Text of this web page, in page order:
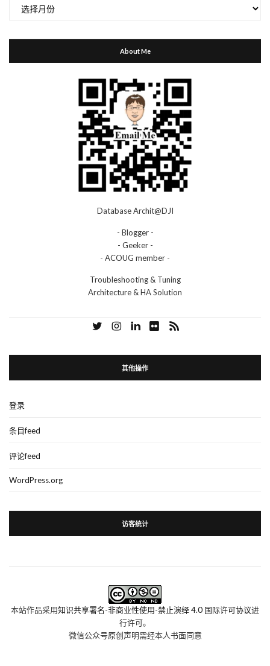
About Me
Database Archit@DJI
- Blogger -
- Geeker -
- ACOUG member -
Troubleshooting & Tuning
Architecture & HA Solution
其他操作
登录
条目feed
评论feed
WordPress.org
访客统计
本站作品采用知识共享署名-非商业性使用-禁止演绎 4.0 国际许可协议进
行许可。
微信公众号原创声明需经本人书面同意